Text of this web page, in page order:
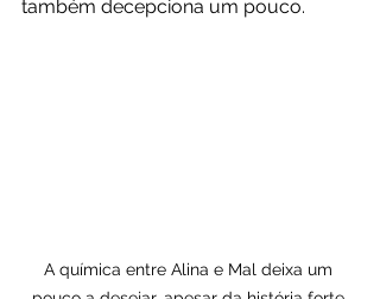
também decepciona um pouco.
A química entre Alina e Mal deixa um